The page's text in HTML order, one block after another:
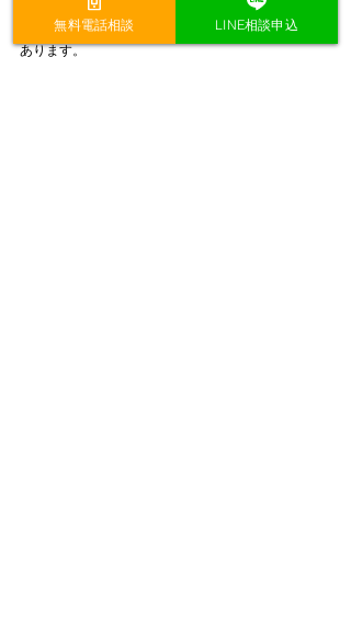
融資審査では、自己資金の金額だけでなく、そのお
金をどのように準備してきたかを確認されることが
あります。
無料電話相談 LINE相談申込